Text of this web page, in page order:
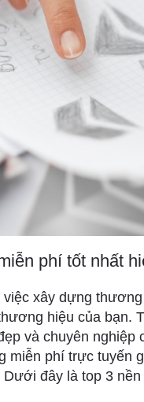
phí tốt nhất
xây dựng
hiệu của bạn.
và chuyên nghiệp
miễn phí trực tuyến
đây là top 3